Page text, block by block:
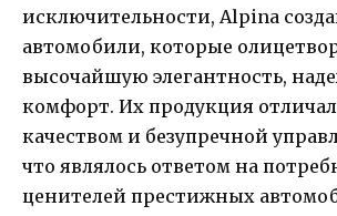
исключительности, Alpina
автомобили, которые
высочайшую элегантность,
комфорт. Их продукция
качеством и безупречной
что являлось ответом на
ценителей престижных